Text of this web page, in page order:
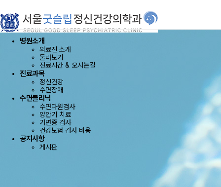
병원소개
의료진 소개
둘러보기
진료시간 & 오시는길
진료과목
정신건강
수면장애
수면클리닉
수면다원검사
양압기 치료
기면증 검사
건강보험 검사 비용
공지사항
게시판